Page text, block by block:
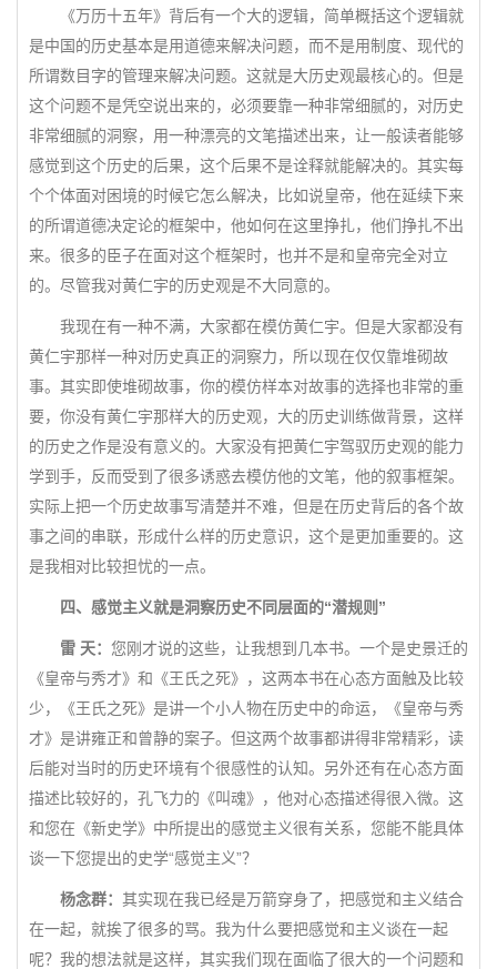
《万历十五年》背后有一个大的逻辑，简单概括这个逻辑就
是中国的历史基本是用道德来解决问题，而不是用制度、现代的
所谓数目字的管理来解决问题。这就是大历史观最核心的。但是
这个问题不是凭空说出来的，必须要靠一种非常细腻的，对历史
非常细腻的洞察，用一种漂亮的文笔描述出来，让一般读者能够
感觉到这个历史的后果，这个后果不是诠释就能解决的。其实每
个个体面对困境的时候它怎么解决，比如说皇帝，他在延续下来
的所谓道德决定论的框架中，他如何在这里挣扎，他们挣扎不出
来。很多的臣子在面对这个框架时，也并不是和皇帝完全对立
的。尽管我对黄仁宇的历史观是不大同意的。
我现在有一种不满，大家都在模仿黄仁宇。但是大家都没有
黄仁宇那样一种对历史真正的洞察力，所以现在仅仅靠堆砌故
事。其实即使堆砌故事，你的模仿样本对故事的选择也非常的重
要，你没有黄仁宇那样大的历史观，大的历史训练做背景，这样
的历史之作是没有意义的。大家没有把黄仁宇驾驭历史观的能力
学到手，反而受到了很多诱惑去模仿他的文笔，他的叙事框架。
实际上把一个历史故事写清楚并不难，但是在历史背后的各个故
事之间的串联，形成什么样的历史意识，这个是更加重要的。这
是我相对比较担忧的一点。
四、感觉主义就是洞察历史不同层面的“潜规则”
雷 天： 您刚才说的这些，让我想到几本书。一个是史景迁的
《皇帝与秀才》和《王氏之死》，这两本书在心态方面触及比较
少，《王氏之死》是讲一个小人物在历史中的命运，《皇帝与秀
才》是讲雍正和曾静的案子。但这两个故事都讲得非常精彩，读
后能对当时的历史环境有个很感性的认知。另外还有在心态方面
描述比较好的，孔飞力的《叫魂》，他对心态描述得很入微。这
和您在《新史学》中所提出的感觉主义很有关系，您能不能具体
谈一下您提出的史学“感觉主义”？
杨念群： 其实现在我已经是万箭穿身了，把感觉和主义结合
在一起，就挨了很多的骂。我为什么要把感觉和主义谈在一起
呢？我的想法就是这样，其实我们现在面临了很大的一个问题和